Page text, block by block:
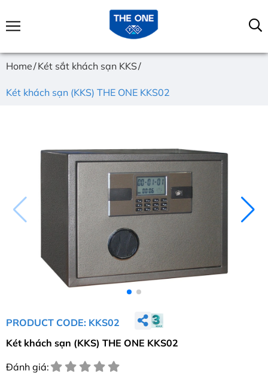
Home Két sắt khách sạn KKS
Két khách sạn (KKS) THE ONE KKS02
PRODUCT CODE: KKS02
Két khách sạn (KKS) THE ONE KKS02
Đánh giá: